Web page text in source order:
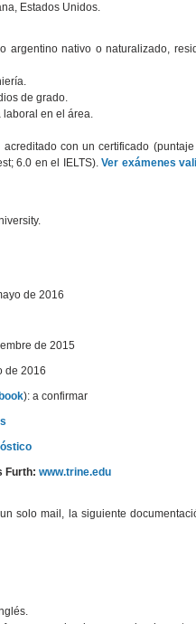
Estados Unidos.
argentino nativo o naturalizado,
de grado.
laboral en el área.
con un certificado
6.0 en el IELTS).Ver exámenes
de 2016
de 2015
de 2016
): a confirmar
Furth: www.trine.edu
solo mail, la siguiente